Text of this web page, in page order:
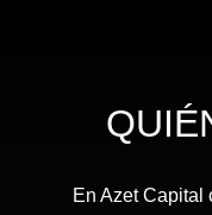
En Azet Capital